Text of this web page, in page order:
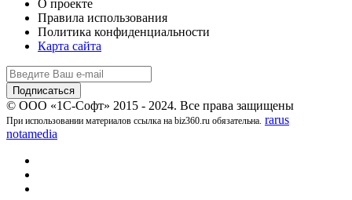
О проекте
Правила использования
Политика конфиденциальности
Карта сайта
© ООО «1С-Софт» 2015 - 2024. Все права защищены
При использовании материалов ссылка на biz360.ru обязательна. rarus
notamedia